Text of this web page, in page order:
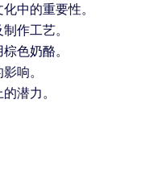
中的重要性。
作工艺。
色奶酪。
响。
潜力。